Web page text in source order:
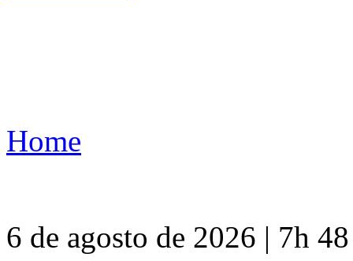
Home
6 de agosto de 2026 | 7h